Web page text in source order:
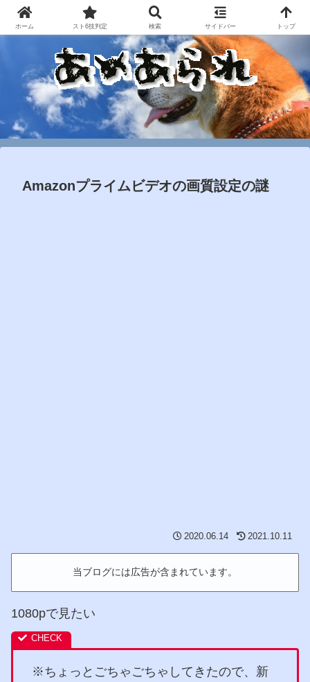
Amazonプライムビデオの画質設定の謎
2020.06.14 2021.10.11
当ブログには広告が含まれています。
1080pで見たい
※ちょっとごちゃごちゃしてきたので、新
ホーム スト6技判定 検索 サイドバー トップ